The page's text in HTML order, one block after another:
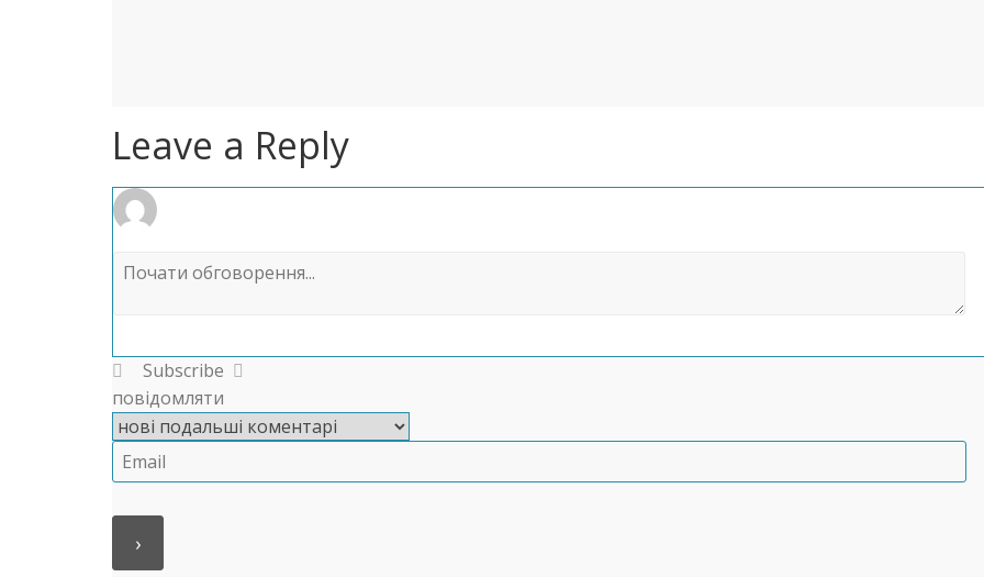
Leave a Reply
Subscribe
повідомляти